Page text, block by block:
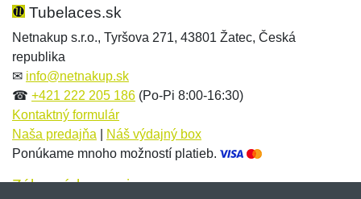
Tubelaces.sk
Netnakup s.r.o., Tyršova 271, 43801 Žatec, Česká
republika
✉ info@netnakup.sk
☎ +421 222 205 186 (Po-Pi 8:00-16:30)
Kontaktný formulár
Naša predajňa
Náš výdajný box
Ponúkame mnoho možností platieb.
Zákaznícky servis